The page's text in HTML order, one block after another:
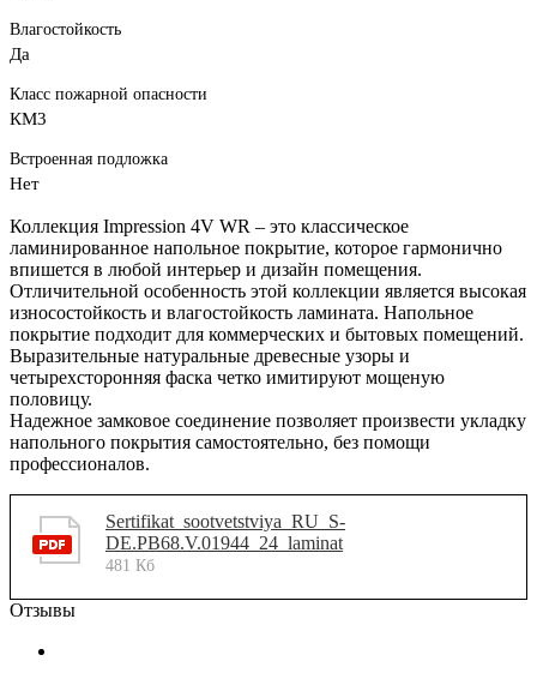
Влагостойкость
Да
Класс пожарной опасности
КМ3
Встроенная подложка
Нет
Коллекция Impression 4V WR – это классическое
ламинированное напольное покрытие, которое гармонично
впишется в любой интерьер и дизайн помещения.
Отличительной особенность этой коллекции является высокая
износостойкость и влагостойкость ламината. Напольное
покрытие подходит для коммерческих и бытовых помещений.
Выразительные натуральные древесные узоры и
четырехсторонняя фаска четко имитируют мощеную
половицу.
Надежное замковое соединение позволяет произвести укладку
напольного покрытия самостоятельно, без помощи
профессионалов.
Sertifikat_sootvetstviya_RU_S-
DE.PB68.V.01944_24_laminat
481 Кб
Отзывы